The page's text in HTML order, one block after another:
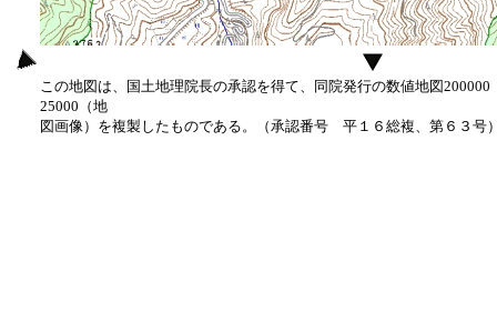
この地図は、国土地理院長の承認を得て、同院発行の数値地図
25000（地
図画像）を複製したものである。（承認番号 平１６総複、第６３号